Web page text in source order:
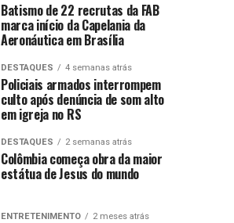
Batismo de 22 recrutas da FAB
marca início da Capelania da
Aeronáutica em Brasília
DESTAQUES 4 semanas atrás
Policiais armados interrompem
culto após denúncia de som alto
em igreja no RS
DESTAQUES 2 semanas atrás
Colômbia começa obra da maior
estátua de Jesus do mundo
ENTRETENIMENTO 2 meses atrás